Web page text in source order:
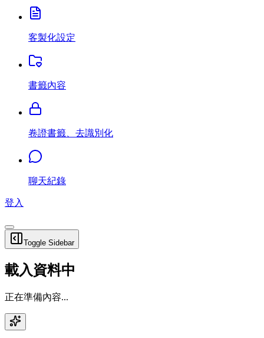
客製化設定
書籤內容
卷證書籤、去識別化
聊天紀錄
登入
Toggle Sidebar
載入資料中
正在準備內容...